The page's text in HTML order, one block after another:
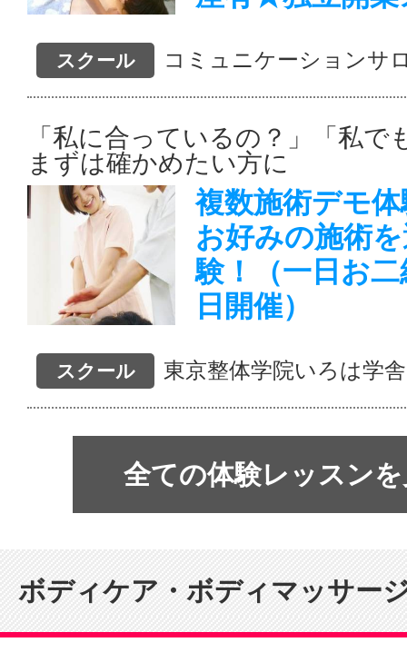
スクール コミュニケーション
「私に合っているの？」「私で
まずは確かめたい方に
複数施術デモ
お好みの施術
験！（一日お
日開催）
スクール 東京整体学院いろは学舎
全ての体験レッスン
ボディケア・ボディマッサー